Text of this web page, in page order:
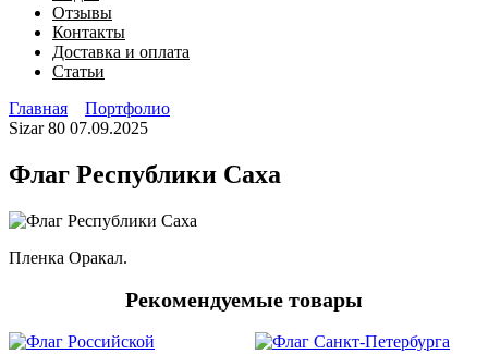
Отзывы
Контакты
Доставка и оплата
Статьи
Главная
Портфолио
Sizar 80 07.09.2025
Флаг Республики Саха
Пленка Оракал.
Рекомендуемые товары